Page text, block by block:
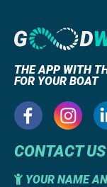
THE APP WITH
FOR YOUR BOAT
CONTACT US
YOUR NAME